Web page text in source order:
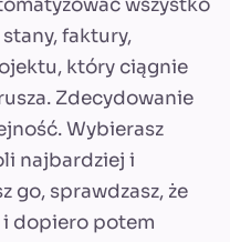
wszystko
faktury,
który ciągnie
Zdecydowanie
Wybierasz
najbardziej i
go, sprawdzasz, że
i dopiero potem